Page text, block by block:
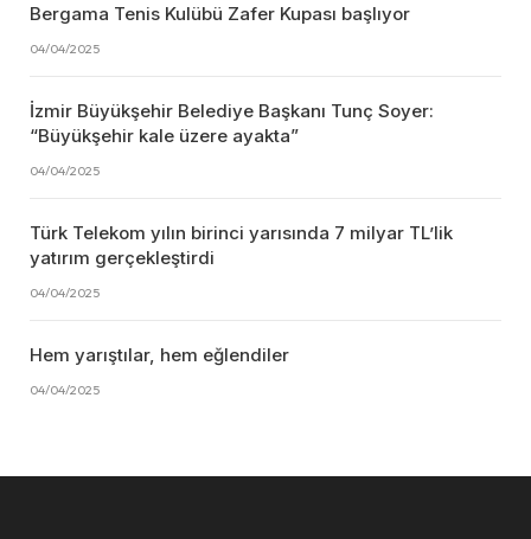
Bergama Tenis Kulübü Zafer Kupası başlıyor
04/04/2025
İzmir Büyükşehir Belediye Başkanı Tunç Soyer:
“Büyükşehir kale üzere ayakta”
04/04/2025
Türk Telekom yılın birinci yarısında 7 milyar TL’lik
yatırım gerçekleştirdi
04/04/2025
Hem yarıştılar, hem eğlendiler
04/04/2025